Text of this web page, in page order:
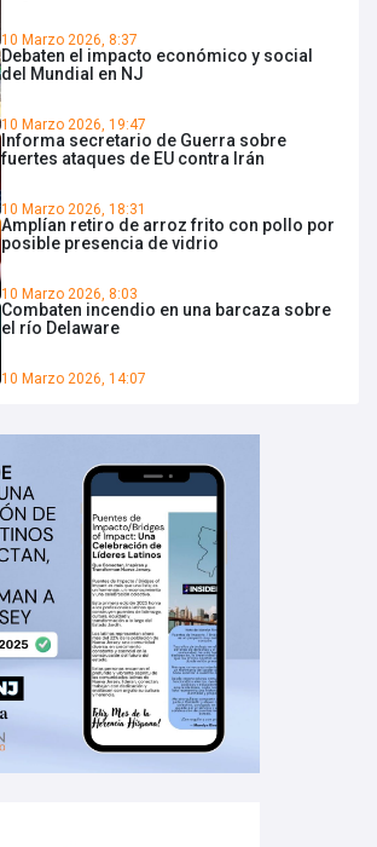
10 Marzo 2026, 8:37
Debaten el impacto económico y social
del Mundial en NJ
10 Marzo 2026, 19:47
Informa secretario de Guerra sobre
fuertes ataques de EU contra Irán
10 Marzo 2026, 18:31
Amplían retiro de arroz frito con pollo por
posible presencia de vidrio
10 Marzo 2026, 8:03
Combaten incendio en una barcaza sobre
el río Delaware
10 Marzo 2026, 14:07